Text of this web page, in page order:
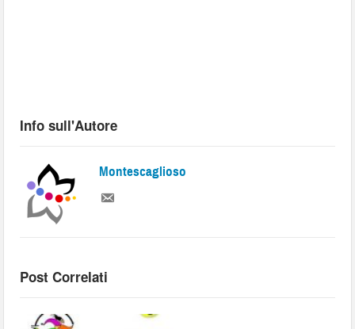
Info sull'Autore
Montescaglioso
Post Correlati